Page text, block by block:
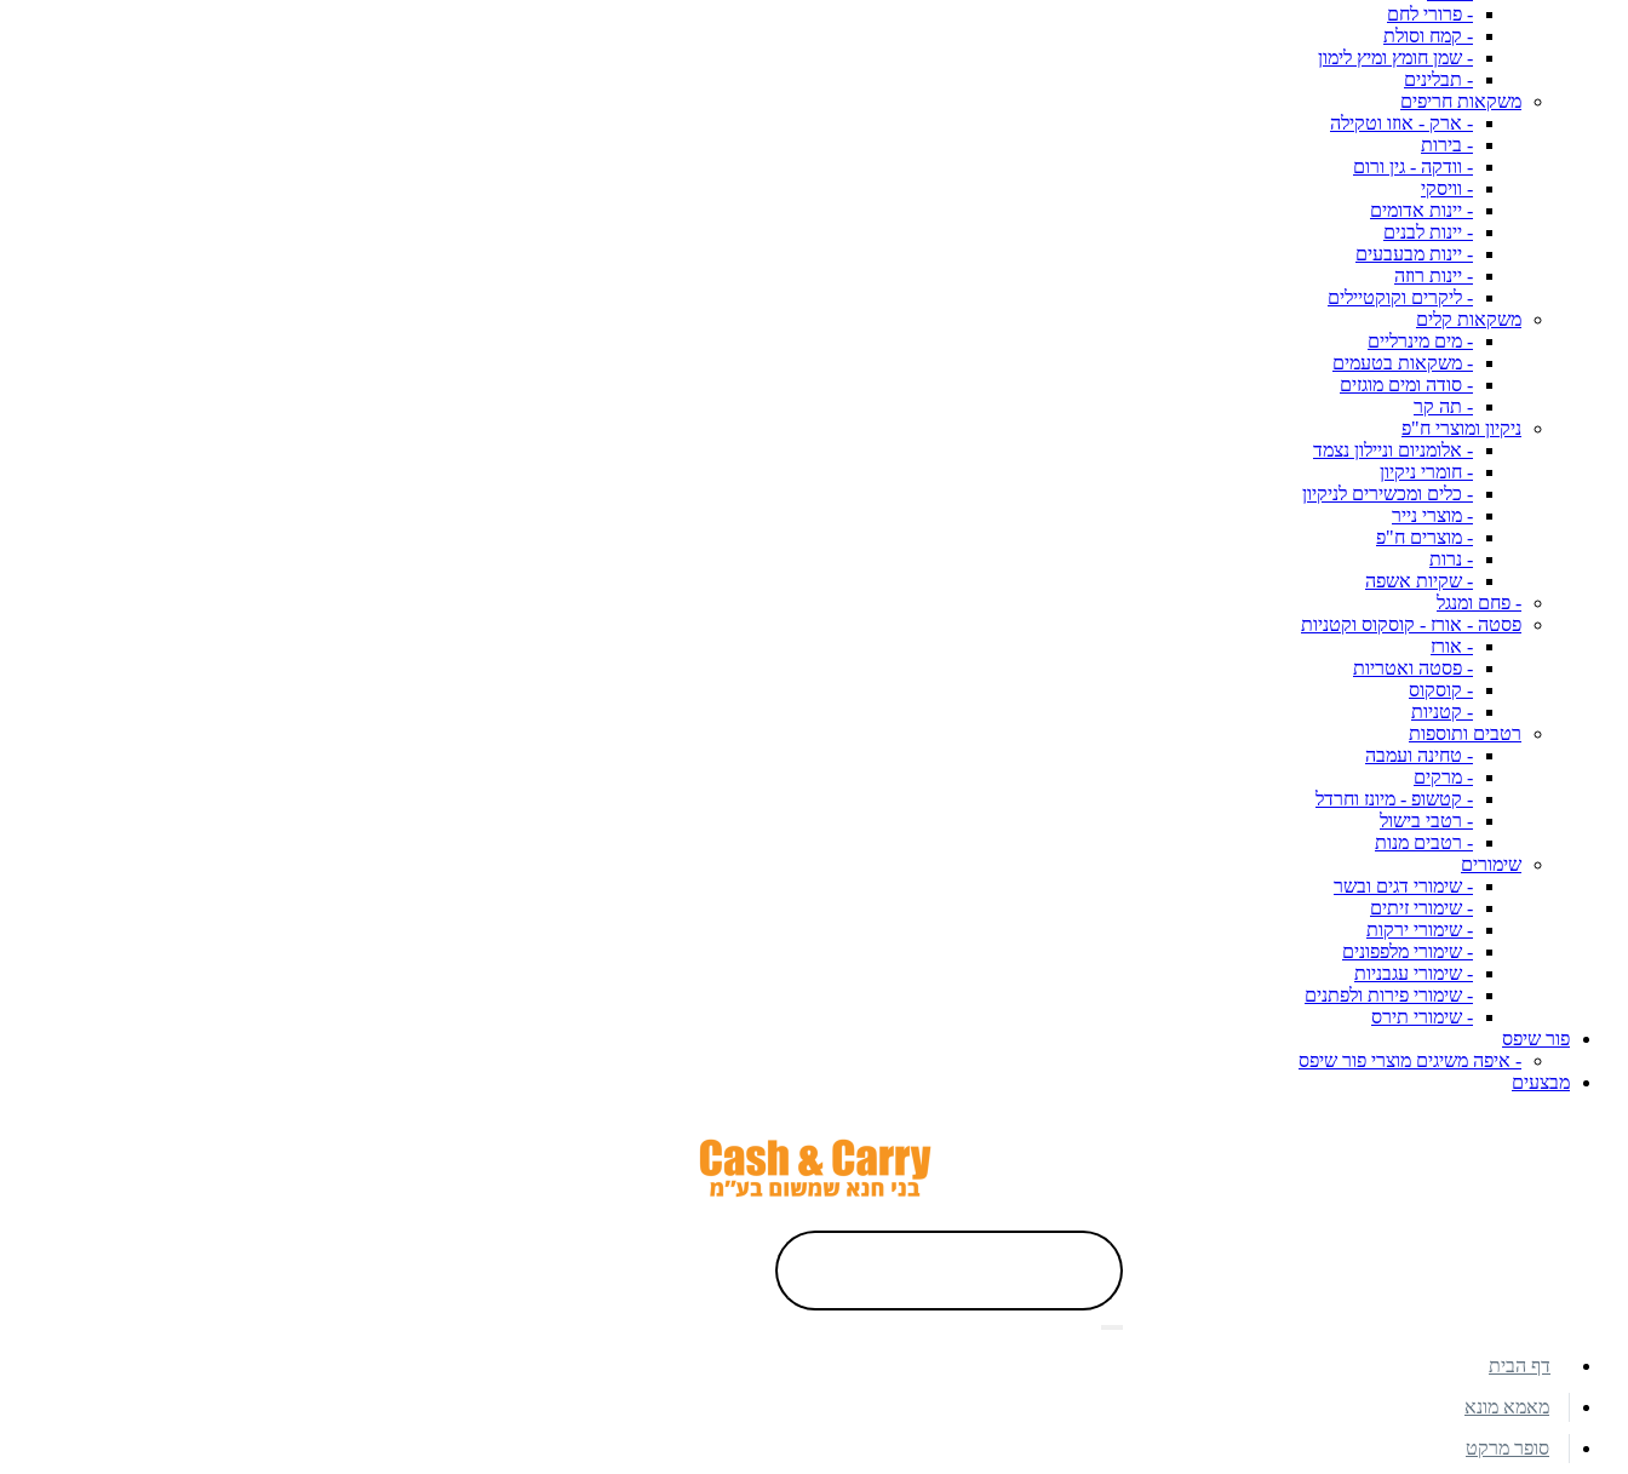
- פרורי לחם
- קמח וסולת
- שמן חומץ ומיץ לימון
- תבלינים
משקאות חריפים
- ארק - אוזו וטקילה
- בירות
- וודקה - גין ורום
- וויסקי
- יינות אדומים
- יינות לבנים
- יינות מבעבעים
- יינות רוזה
- ליקרים וקוקטיילים
משקאות קלים
- מים מינרליים
- משקאות בטעמים
- סודה ומים מוגזים
- תה קר
ניקיון ומוצרי ח"פ
- אלומניום וניילון נצמד
- חומרי ניקיון
- כלים ומכשירים לניקיון
- מוצרי נייר
- מוצרים ח"פ
- נרות
- שקיות אשפה
- פחם ומנגל
פסטה - אורז - קוסקוס וקטניות
- אורז
- פסטה ואטריות
- קוסקוס
- קטניות
רטבים ותוספות
- טחינה ועמבה
- מרקים
- קטשופ - מיונז וחרדל
- רטבי בישול
- רטבים מנות
שימורים
- שימורי דגים ובשר
- שימורי זיתים
- שימורי ירקות
- שימורי מלפפונים
- שימורי עגבניות
- שימורי פירות ולפתנים
- שימורי תירס
פור שיפס
- איפה משיגים מוצרי פור שיפס
מבצעים
דף הבית
מאמא מונא
סופר מרקט